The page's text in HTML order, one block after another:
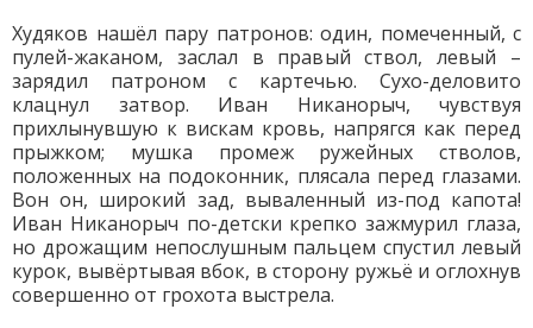
Худяков нашёл пару патронов: один, помеченный, с
пулей-жаканом, заслал в правый ствол, левый –
зарядил патроном с картечью. Сухо-деловито
клацнул затвор. Иван Никанорыч, чувствуя
прихлынувшую к вискам кровь, напрягся как перед
прыжком; мушка промеж ружейных стволов,
положенных на подоконник, плясала перед глазами.
Вон он, широкий зад, вываленный из-под капота!
Иван Никанорыч по-детски крепко зажмурил глаза,
но дрожащим непослушным пальцем спустил левый
курок, вывёртывая вбок, в сторону ружьё и оглохнув
совершенно от грохота выстрела.